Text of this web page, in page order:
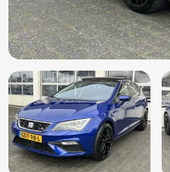
Elektrische ramen achter
Elektrische ramen voor
Elektrisch glazen panorama-dak
Elektronisch Stabiliteits
Extra getint glas achter
Getint glas
Grootlichtassistent
Hill hold functie